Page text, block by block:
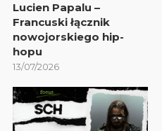
Lucien Papalu –
Francuski łącznik
nowojorskiego hip-
hopu
13/07/2026